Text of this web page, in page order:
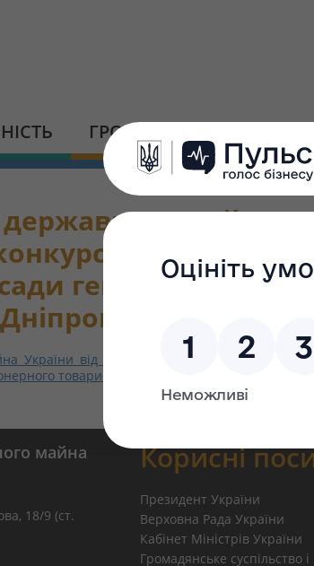
ГРОМАДСЬКА
майна
відбору
генерального
України від 12.10.2021 № 1811 «Про
товариства «Дніпровський
майна
18/9 (ст.
Корисні
Президент України
Верховна Рада України
Кабінет Міністрів України
Громадянське суспільство